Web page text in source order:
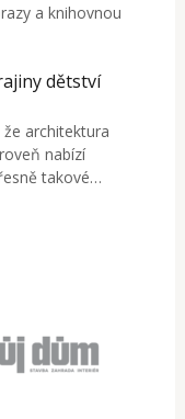
a knihovnou
dětství
architektura
nabízí
takové…